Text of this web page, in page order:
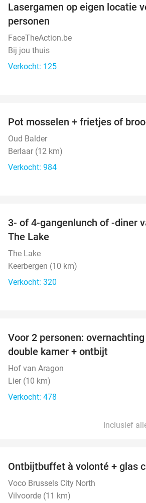
Lasergamen op eigen locatie
personen
FaceTheAction.be
Bij jou thuis
Verkocht: 125
Pot mosselen + frietjes of
Oud Balder
Berlaar (12 km)
Verkocht: 984
3- of 4-gangenlunch of -diner
The Lake
The Lake
Keerbergen (10 km)
Verkocht: 320
Voor 2 personen:
double kamer + ontbijt
Hof van Aragon
Lier (10 km)
Verkocht: 478
Inclusief
Ontbijtbuffet à volonté + glas
Voco Brussels City North
Vilvoorde (11 km)